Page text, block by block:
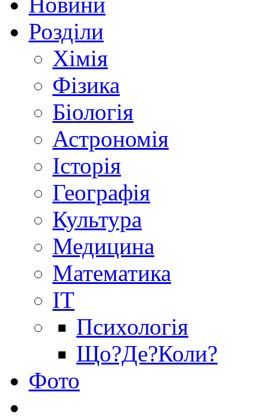
Розділи
Хімія
Фізика
Біологія
Астрономія
Історія
Географія
Культура
Медицина
Математика
IT
Психологія
Що?Де?Коли?
Фото